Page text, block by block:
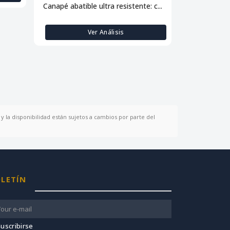
Canapé abatible ultra resistente: c...
Ver Análisis
la disponibilidad están sujetos a cambios por parte del